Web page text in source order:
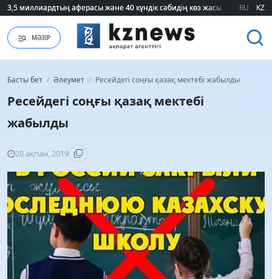
3,5 миллиардтың аферасы және 40 күндік сәбидің көз жасы:
3,5 миллиардтың аферасы және 40 күндік сәбидің көз жасы: RU KZ
МӘЗІР
Басты бет / Әлеумет / Ресейдегі соңғы қазақ мектебі жабылды
Ресейдегі соңғы қазақ мектебі
жабылды
28 ақпан, 2019